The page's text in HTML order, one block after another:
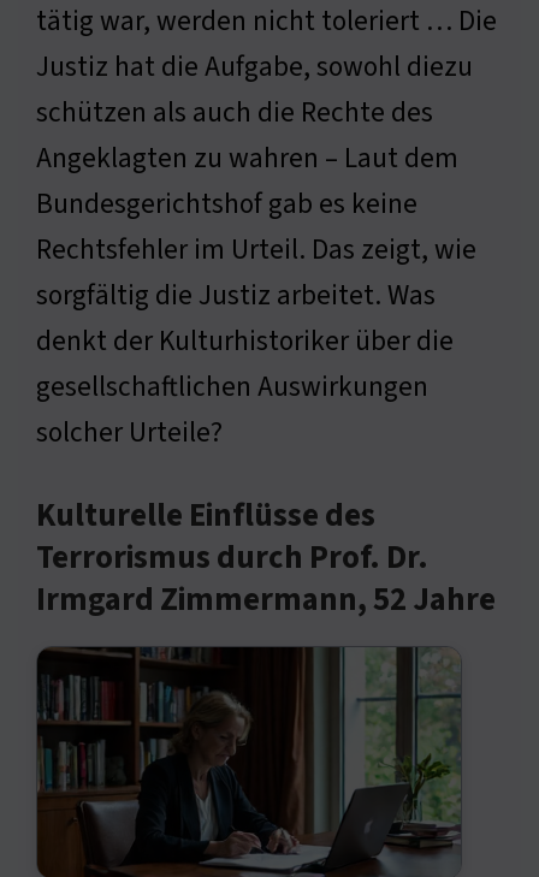
tätig war, werden nicht toleriert … Die
Justiz hat die Aufgabe, sowohl diezu
schützen als auch die Rechte des
Angeklagten zu wahren – Laut dem
Bundesgerichtshof gab es keine
Rechtsfehler im Urteil. Das zeigt, wie
sorgfältig die Justiz arbeitet. Was
denkt der Kulturhistoriker über die
gesellschaftlichen Auswirkungen
solcher Urteile?
Kulturelle Einflüsse des
Terrorismus durch Prof. Dr.
Irmgard Zimmermann, 52 Jahre